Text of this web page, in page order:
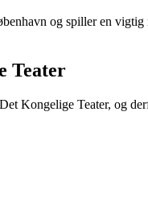
og spiller en
Teater
Kongelige Teater, og